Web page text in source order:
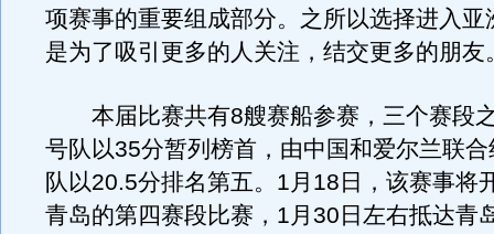
项赛事的重要组成部分。之所以选择进入亚
是为了吸引更多的人关注，结交更多的朋友
本届比赛共有8艘赛船参赛，三个赛段
号队以35分暂列榜首，由中国和爱尔兰联
队以20.5分排名第五。1月18日，该赛事将
青岛的第四赛段比赛，1月30日左右抵达青